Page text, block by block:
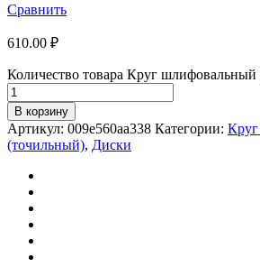
Сравнить
610.00 ₽
Количество товара Круг
В корзину
Артикул: 009e560aa338 Категории:
(точильный), Диски